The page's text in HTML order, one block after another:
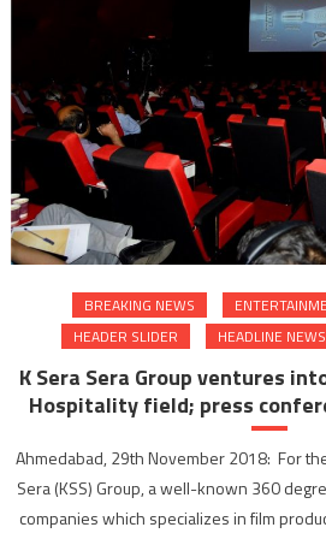
BREAKING NEWS
HEADER SLIDER
HEADLINE NEWS
K Sera Sera Group ventures
Hospitality field; press
Ahmedabad, 29th November 2018: For the
Sera (KSS) Group, a well-known 360
companies which specializes in film